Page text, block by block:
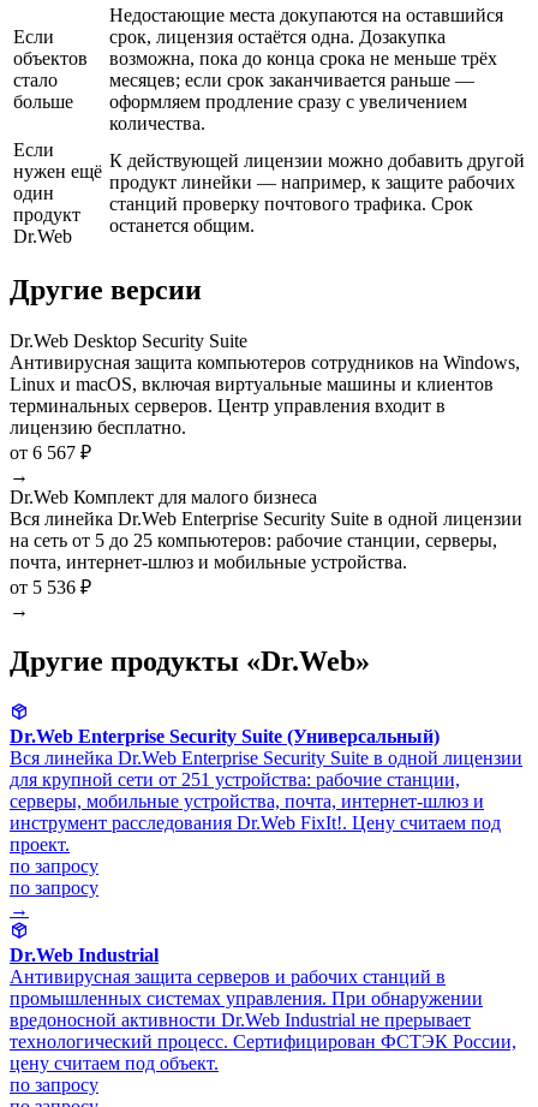
Если
объектов
стало
больше
Недостающие места докупаются на оставшийся
срок, лицензия остаётся одна. Дозакупка
возможна, пока до конца срока не меньше трёх
месяцев; если срок заканчивается раньше —
оформляем продление сразу с увеличением
количества.
Если
нужен ещё
один
продукт
Dr.Web
К действующей лицензии можно добавить другой
продукт линейки — например, к защите рабочих
станций проверку почтового трафика. Срок
останется общим.
Другие версии
Dr.Web Desktop Security Suite
Антивирусная защита компьютеров сотрудников на Windows,
Linux и macOS, включая виртуальные машины и клиентов
терминальных серверов. Центр управления входит в
лицензию бесплатно.
от 6 567 ₽
→
Dr.Web Комплект для малого бизнеса
Вся линейка Dr.Web Enterprise Security Suite в одной лицензии
на сеть от 5 до 25 компьютеров: рабочие станции, серверы,
почта, интернет-шлюз и мобильные устройства.
от 5 536 ₽
→
Другие продукты «Dr.Web»
Dr.Web Enterprise Security Suite (Универсальный)
Вся линейка Dr.Web Enterprise Security Suite в одной лицензии
для крупной сети от 251 устройства: рабочие станции,
серверы, мобильные устройства, почта, интернет-шлюз и
инструмент расследования Dr.Web FixIt!. Цену считаем под
проект.
по запросу
по запросу
→
Dr.Web Industrial
Антивирусная защита серверов и рабочих станций в
промышленных системах управления. При обнаружении
вредоносной активности Dr.Web Industrial не прерывает
технологический процесс. Сертифицирован ФСТЭК России,
цену считаем под объект.
по запросу